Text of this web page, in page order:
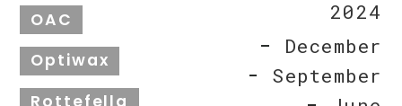
OAC
Optiwax
Rottefella
2024
December
September